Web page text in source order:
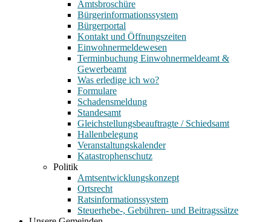
Amtsbroschüre
Bürgerinformationssystem
Bürgerportal
Kontakt und Öffnungszeiten
Einwohnermeldewesen
Terminbuchung Einwohnermeldeamt &
Gewerbeamt
Was erledige ich wo?
Formulare
Schadensmeldung
Standesamt
Gleichstellungsbeauftragte / Schiedsamt
Hallenbelegung
Veranstaltungskalender
Katastrophenschutz
Politik
Amtsentwicklungskonzept
Ortsrecht
Ratsinformationssystem
Steuerhebe-, Gebühren- und Beitragssätze